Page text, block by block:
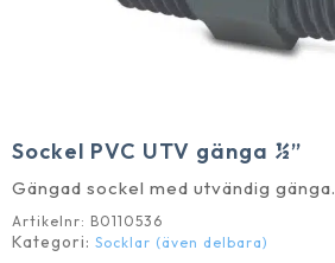
Sockel PVC UTV gänga ½”
Gängad sockel med utvändig gänga.
Artikelnr: B0110536
Kategori: Socklar (även delbara)